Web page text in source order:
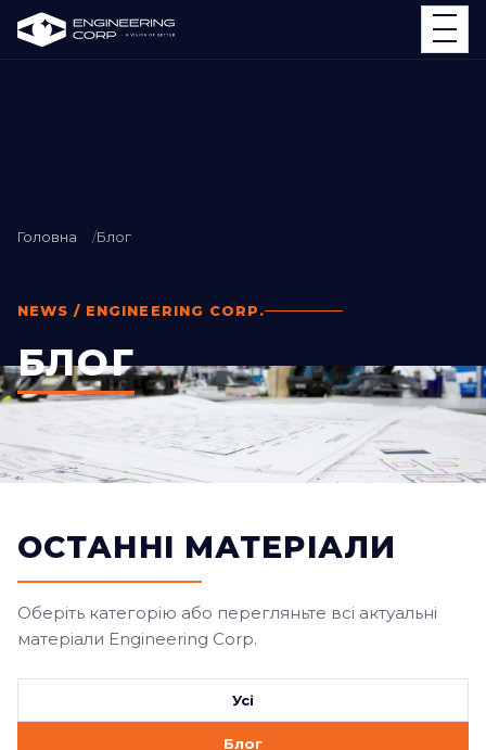
Головна Блог
NEWS / ENGINEERING CORP.
БЛОГ
ОСТАННІ МАТЕРІАЛИ
Оберіть категорію або перегляньте всі актуальні
матеріали Engineering Corp.
Усі
Блог